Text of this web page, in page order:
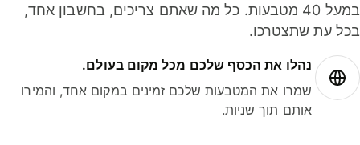
במעל 40 מטבעות. כל מה שאתם צריכים, בחשבון אחד,
עת שתצטרכו.
נהלו את הכסף שלכם מכל מקום בעולם.
שמרו את המטבעות שלכם זמינים במקום אחד, והמירו
אותם תוך שניות.